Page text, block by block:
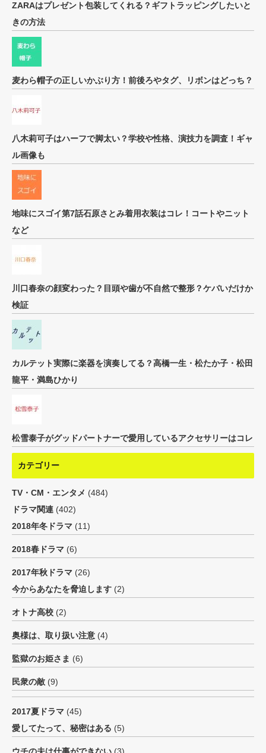
ZARAはプレゼント包装してくれる？ギフトラッピングしたいと
きの方法
麦わら帽子の正しいかぶり方！前後ろやタグ、リボンはどっち？
八木莉可子はハーフで脚太い？学校や性格、演技力を調査！ギャ
ル画像も
地味にスゴイ第7話石原さとみ着用衣装はコレ！コートやニット
など
川口春奈の顔変わった？目頭や歯が不自然で整形？ケバいだけか
検証
カルテット実際に楽器を演奏してる？高橋一生・松たか子・松田
龍平・満島ひかり
松雪泰子がグッドパートナーで愛用しているアクセサリーはコレ
カテゴリー
TV・CM・エンタメ (484)
ドラマ関連 (402)
2018年冬ドラマ (11)
2018春ドラマ (6)
2017年秋ドラマ (26)
今からあなたを脅迫します (2)
オトナ高校 (2)
奥様は、取り扱い注意 (4)
監獄のお姫さま (6)
民衆の敵 (9)
2017夏ドラマ (45)
愛してたって、秘密はある (5)